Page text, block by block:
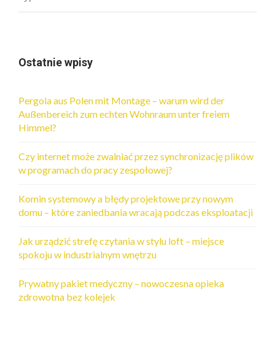
Ostatnie wpisy
Pergola aus Polen mit Montage – warum wird der
Außenbereich zum echten Wohnraum unter freiem
Himmel?
Czy internet może zwalniać przez synchronizację plików
w programach do pracy zespołowej?
Komin systemowy a błędy projektowe przy nowym
domu – które zaniedbania wracają podczas eksploatacji
Jak urządzić strefę czytania w stylu loft – miejsce
spokoju w industrialnym wnętrzu
Prywatny pakiet medyczny – nowoczesna opieka
zdrowotna bez kolejek